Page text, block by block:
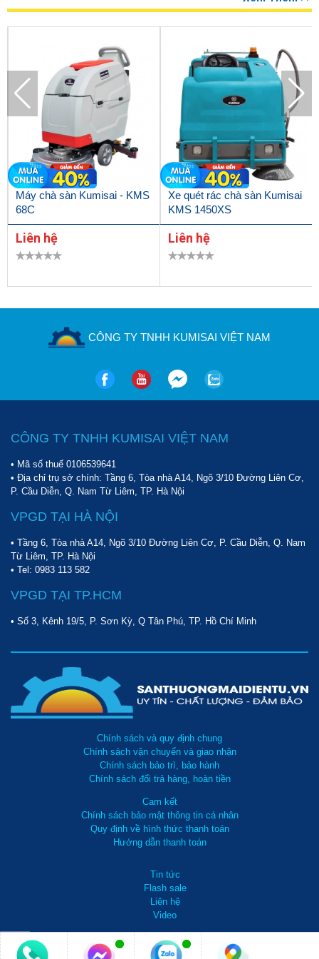
Máy chà sàn Kumisai - KMS
68C
Liên hệ
Xe quét rác chà sàn Kumisai
KMS 1450XS
Liên hệ
CÔNG TY TNHH KUMISAI VIỆT NAM
CÔNG TY TNHH KUMISAI VIỆT NAM
• Mã số thuế 0106539641
• Địa chỉ trụ sở chính: Tầng 6, Tòa nhà A14, Ngõ 3/10 Đường Liên Cơ,
P. Cầu Diễn, Q. Nam Từ Liêm, TP. Hà Nội
VPGD TẠI HÀ NỘI
• Tầng 6, Tòa nhà A14, Ngõ 3/10 Đường Liên Cơ, P. Cầu Diễn, Q. Nam
Từ Liêm, TP. Hà Nội
• Tel: 0983 113 582
VPGD TẠI TP.HCM
• Số 3, Kênh 19/5, P. Sơn Kỳ, Q Tân Phú, TP. Hồ Chí Minh
Chính sách và quy định chung
Chính sách vận chuyển và giao nhận
Chính sách bảo trì, bảo hành
Chính sách đổi trả hàng, hoàn tiền
Cam kết
Chính sách bảo mật thông tin cá nhân
Quy định về hình thức thanh toán
Hướng dẫn thanh toán
Tin tức
Flash sale
Liên hệ
Video